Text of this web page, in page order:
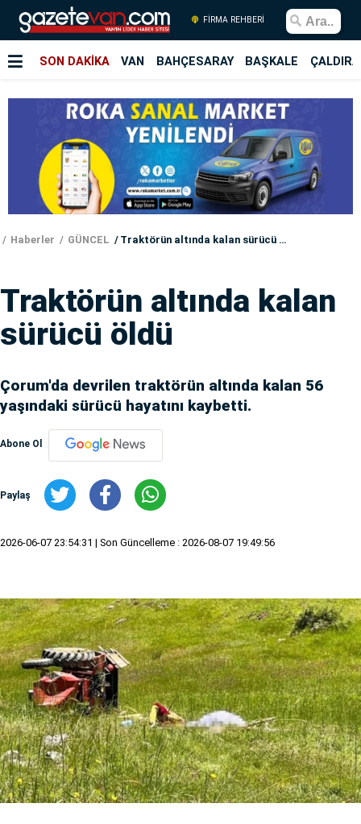
FİRMA REHBERİ
SON DAKİKA VAN BAHÇESARAY BAŞKALE
Haberler GÜNCEL Traktörün altında kalan sürücü öldü
Traktörün altında kalan
sürücü öldü
Çorum'da devrilen traktörün altında kalan 56
yaşındaki sürücü hayatını kaybetti.
Abone Ol
Paylaş
2026-06-07 23:54:31 | Son Güncelleme : 2026-08-07 19:49:56